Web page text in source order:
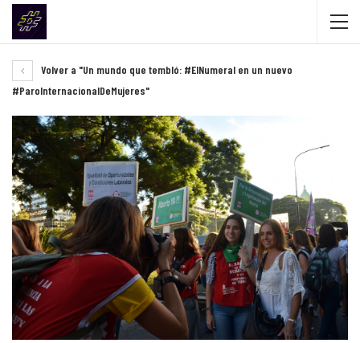
Volver a "Un mundo que tembló: #ElNumeral en un nuevo
#ParoInternacionalDeMujeres"